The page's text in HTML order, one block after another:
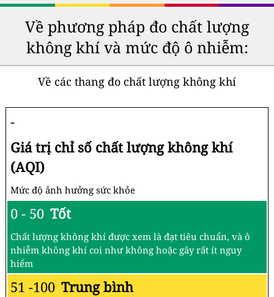
Về phương pháp đo chất lượng
không khí và mức độ ô nhiễm:
Về các thang đo chất lượng không khí
-
Giá trị chỉ số chất lượng không khí
(AQI)
Mức độ ảnh hưởng sức khỏe
0 - 50 Tốt
Chất lượng không khí được xem là đạt tiêu chuẩn, và ô
nhiễm không khí coi như không hoặc gây rất ít nguy
hiểm
51 -100 Trung bình